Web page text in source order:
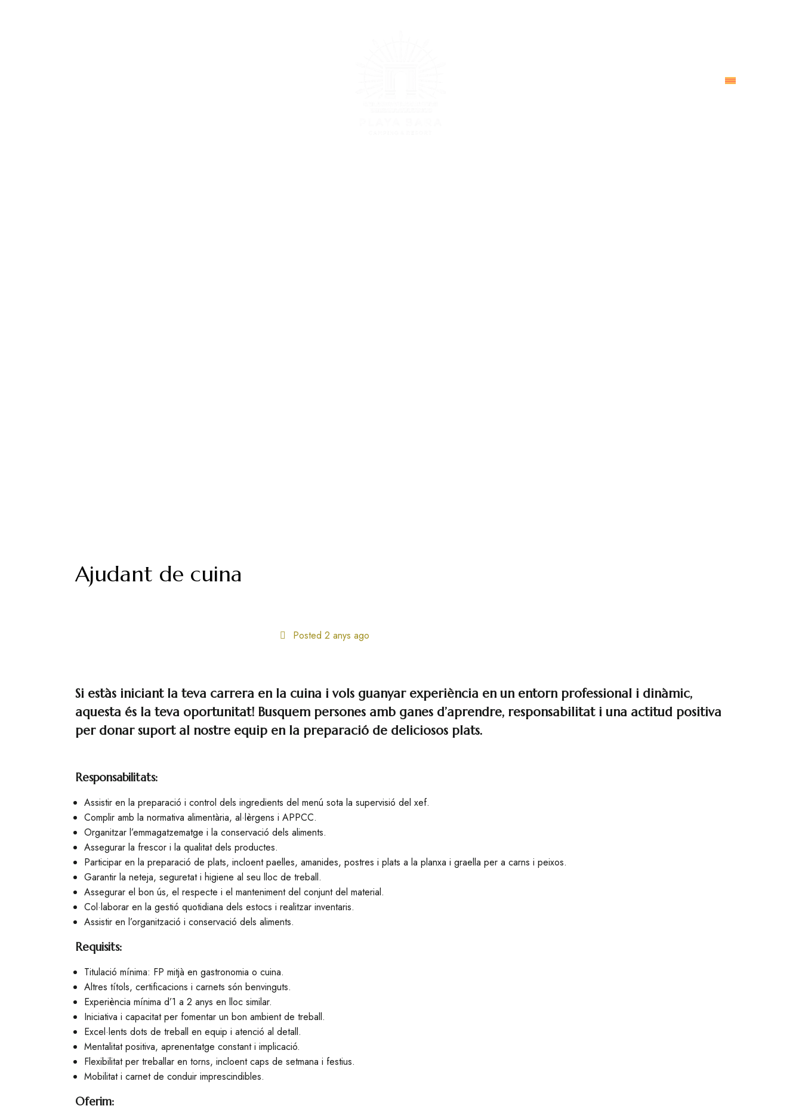
Ajudant de cuina
Posted 2 anys ago
Si estàs iniciant la teva carrera en la cuina i vols guanyar experiència en un entorn professional i dinàmic,
aquesta és la teva oportunitat! Busquem persones amb ganes d’aprendre, responsabilitat i una actitud positiva
per donar suport al nostre equip en la preparació de deliciosos plats.
Responsabilitats:
Assistir en la preparació i control dels ingredients del menú sota la supervisió del xef.
Complir amb la normativa alimentària, al·lèrgens i APPCC.
Organitzar l’emmagatzematge i la conservació dels aliments.
Assegurar la frescor i la qualitat dels productes.
Participar en la preparació de plats, incloent paelles, amanides, postres i plats a la planxa i graella per a carns i peixos.
Garantir la neteja, seguretat i higiene al seu lloc de treball.
Assegurar el bon ús, el respecte i el manteniment del conjunt del material.
Col·laborar en la gestió quotidiana dels estocs i realitzar inventaris.
Assistir en l’organització i conservació dels aliments.
Requisits:
Titulació mínima: FP mitjà en gastronomia o cuina.
Altres títols, certificacions i carnets són benvinguts.
Experiència mínima d’1 a 2 anys en lloc similar.
Iniciativa i capacitat per fomentar un bon ambient de treball.
Excel·lents dots de treball en equip i atenció al detall.
Mentalitat positiva, aprenentatge constant i implicació.
Flexibilitat per treballar en torns, incloent caps de setmana i festius.
Mobilitat i carnet de conduir imprescindibles.
Oferim: